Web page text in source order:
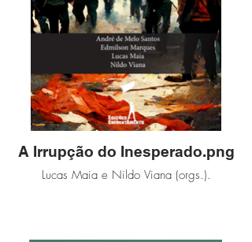
A Irrupção do Inesperado.png
Lucas Maia e Nildo Viana (orgs.).